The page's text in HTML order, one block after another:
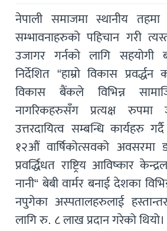
नेपाली समाजमा स्थानीय
सम्भावनाहरुको पहिचान गरी
उजागर गर्नको लागि सहयोगी
निर्देशित “हाम्रो विकास
विकास बैंकले विभिन्न
नागरिकहरुसँग प्रत्यक्ष रुपमा
उत्तरदायित्व सम्बन्धि
१२औं वार्षिकोत्सवको अवसरमा
प्रवर्द्धिधत राष्ट्रिय आविष्कार
नानी“ बेबी वार्मर बनाई देशका
नपुगेका अस्पतालहरुलाई
लागि रु. ८ लाख प्रदान गरेको थियो।